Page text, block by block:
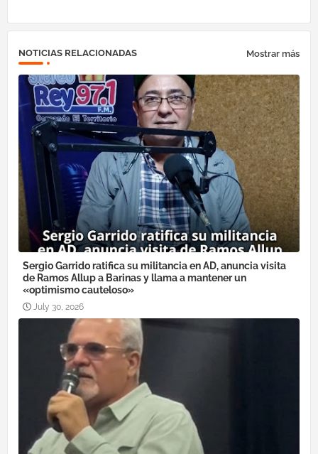
NOTICIAS RELACIONADAS Mostrar más
Sergio Garrido ratifica su militancia en AD, anuncia visita
de Ramos Allup a Barinas y llama a mantener un
«optimismo cauteloso»
July 30, 2026